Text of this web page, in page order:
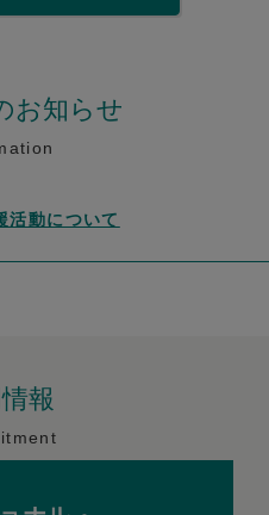
お知らせ
活動について
報